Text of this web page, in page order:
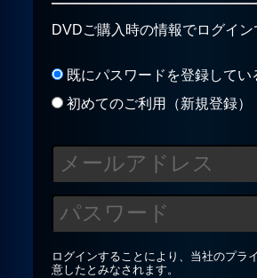
DVDご購入時の情報でログイン
既にパスワードを登録してい
初めてのご利用（新規登録）
ログインすることにより、当社のプラ
意したとみなされます。